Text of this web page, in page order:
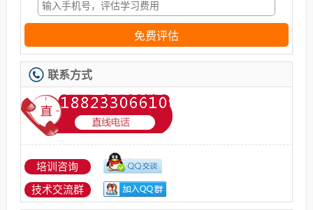
免费评估
联系方式
培训咨询
技术交流群